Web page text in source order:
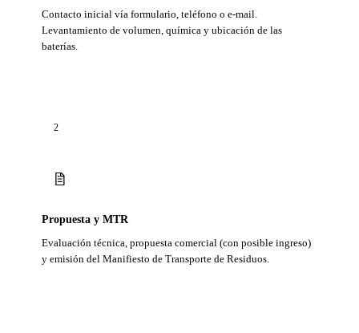
Contacto inicial vía formulario, teléfono o e-mail.
Levantamiento de volumen, química y ubicación de las
baterías.
2
Propuesta y MTR
Evaluación técnica, propuesta comercial (con posible ingreso)
y emisión del Manifiesto de Transporte de Residuos.